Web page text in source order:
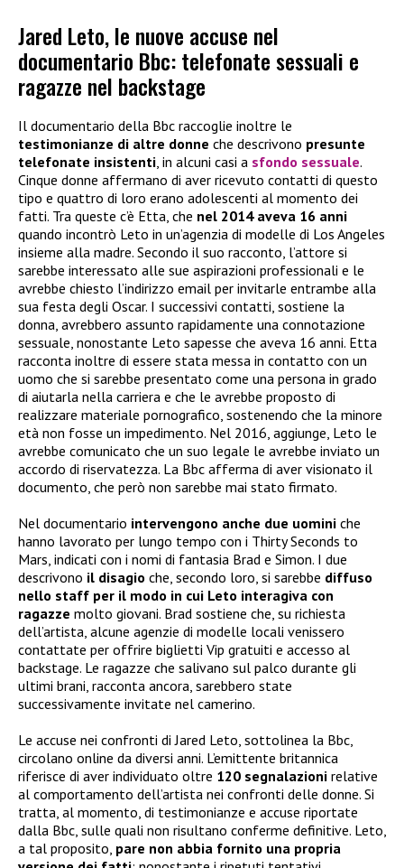
Jared Leto, le nuove accuse nel
documentario Bbc: telefonate sessuali e
ragazze nel backstage
Il documentario della Bbc raccoglie inoltre le
testimonianze di altre donne che descrivono presunte
telefonate insistenti, in alcuni casi a sfondo sessuale.
Cinque donne affermano di aver ricevuto contatti di questo
tipo e quattro di loro erano adolescenti al momento dei
fatti. Tra queste c’è Etta, che nel 2014 aveva 16 anni
quando incontrò Leto in un’agenzia di modelle di Los Angeles
insieme alla madre. Secondo il suo racconto, l’attore si
sarebbe interessato alle sue aspirazioni professionali e le
avrebbe chiesto l’indirizzo email per invitarle entrambe alla
sua festa degli Oscar. I successivi contatti, sostiene la
donna, avrebbero assunto rapidamente una connotazione
sessuale, nonostante Leto sapesse che aveva 16 anni. Etta
racconta inoltre di essere stata messa in contatto con un
uomo che si sarebbe presentato come una persona in grado
di aiutarla nella carriera e che le avrebbe proposto di
realizzare materiale pornografico, sostenendo che la minore
età non fosse un impedimento. Nel 2016, aggiunge, Leto le
avrebbe comunicato che un suo legale le avrebbe inviato un
accordo di riservatezza. La Bbc afferma di aver visionato il
documento, che però non sarebbe mai stato firmato.
Nel documentario intervengono anche due uomini che
hanno lavorato per lungo tempo con i Thirty Seconds to
Mars, indicati con i nomi di fantasia Brad e Simon. I due
descrivono il disagio che, secondo loro, si sarebbe diffuso
nello staff per il modo in cui Leto interagiva con
ragazze molto giovani. Brad sostiene che, su richiesta
dell’artista, alcune agenzie di modelle locali venissero
contattate per offrire biglietti Vip gratuiti e accesso al
backstage. Le ragazze che salivano sul palco durante gli
ultimi brani, racconta ancora, sarebbero state
successivamente invitate nel camerino.
Le accuse nei confronti di Jared Leto, sottolinea la Bbc,
circolano online da diversi anni. L’emittente britannica
riferisce di aver individuato oltre 120 segnalazioni relative
al comportamento dell’artista nei confronti delle donne. Si
tratta, al momento, di testimonianze e accuse riportate
dalla Bbc, sulle quali non risultano conferme definitive. Leto,
a tal proposito, pare non abbia fornito una propria